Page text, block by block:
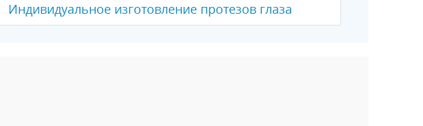
Индивидуальное изготовление протезов глаза